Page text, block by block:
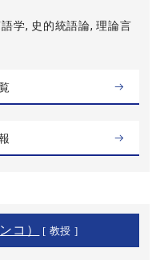
学, 史的統語論, 理論言
コ） [ 教授 ]